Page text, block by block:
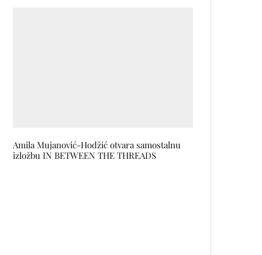
Amila Mujanović-Hodžić otvara samostalnu
izložbu IN BETWEEN THE THREADS